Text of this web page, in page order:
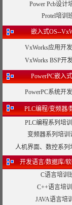
Power Pcb设计
Protel培训
嵌入式OS--
VxWorks应用开
VxWorks BSP开
PowerPC嵌入
PowerPC系统开
PLC编程/变频器
PLC编程系列培
变频器系列培训
人机界面、数控系列
开发语言/数据库/
C语言培训
C++语言培
JAVA语言培